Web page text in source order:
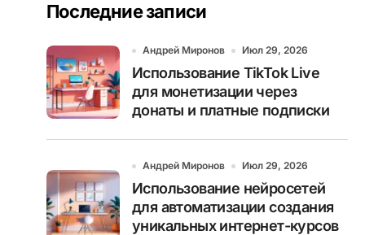
Последние записи
Андрей Миронов Июл 29, 2026
Использование TikTok Live
для монетизации через
донаты и платные подписки
Андрей Миронов Июл 29, 2026
Использование нейросетей
для автоматизации создания
уникальных интернет-курсов